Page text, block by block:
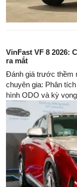
VinFast VF 8 2026:
ra mắt
Đánh giá trước thềm
chuyên gia: Phân
hình ODO và kỳ